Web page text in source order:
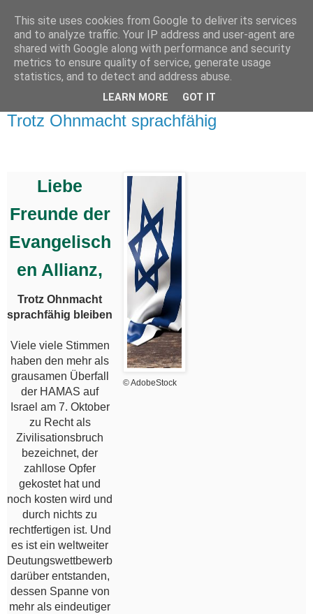
Trotz Ohnmacht sprachfähig
Liebe
Freunde der
Evangelisch
en Allianz,
Trotz Ohnmacht
sprachfähig bleiben
Viele viele Stimmen
haben den mehr als
grausamen Überfall
der HAMAS auf
Israel am 7. Oktober
zu Recht als
Zivilisationsbruch
bezeichnet, der
zahllose Opfer
gekostet hat und
noch kosten wird und
durch nichts zu
rechtfertigen ist. Und
es ist ein weltweiter
Deutungswettbewerb
darüber entstanden,
dessen Spanne von
mehr als eindeutiger
© AdobeStock
This site uses cookies from Google to deliver its services
and to analyze traffic. Your IP address and user-agent are
shared with Google along with performance and security
metrics to ensure quality of service, generate usage
statistics, and to detect and address abuse.
LEARN MORE GOT IT